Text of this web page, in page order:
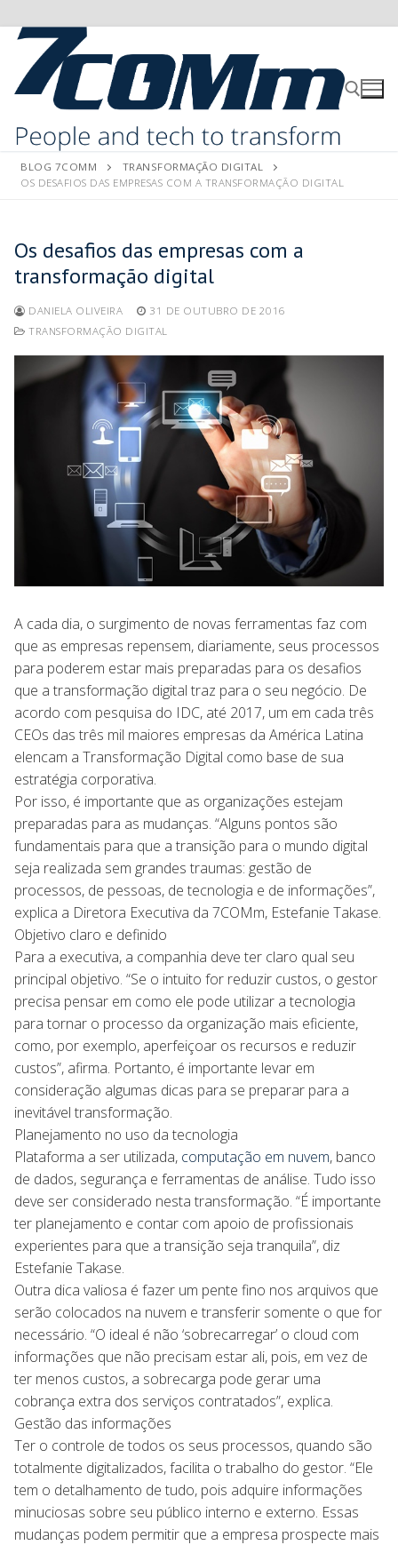
BLOG 7COMM
TRANSFORMAÇÃO DIGITAL
OS DESAFIOS DAS EMPRESAS COM A TRANSFORMAÇÃO DIGITAL
Os desafios das empresas com a
transformação digital
DANIELA OLIVEIRA
31 DE OUTUBRO DE 2016
TRANSFORMAÇÃO DIGITAL
A cada dia, o surgimento de novas ferramentas faz com
que as empresas repensem, diariamente, seus processos
para poderem estar mais preparadas para os desafios
que a transformação digital traz para o seu negócio. De
acordo com pesquisa do IDC, até 2017, um em cada três
CEOs das três mil maiores empresas da América Latina
elencam a Transformação Digital como base de sua
estratégia corporativa.
Por isso, é importante que as organizações estejam
preparadas para as mudanças. “Alguns pontos são
fundamentais para que a transição para o mundo digital
seja realizada sem grandes traumas: gestão de
processos, de pessoas, de tecnologia e de informações”,
explica a Diretora Executiva da 7COMm, Estefanie Takase.
Objetivo claro e definido
Para a executiva, a companhia deve ter claro qual seu
principal objetivo. “Se o intuito for reduzir custos, o gestor
precisa pensar em como ele pode utilizar a tecnologia
para tornar o processo da organização mais eficiente,
como, por exemplo, aperfeiçoar os recursos e reduzir
custos”, afirma. Portanto, é importante levar em
consideração algumas dicas para se preparar para a
inevitável transformação.
Planejamento no uso da tecnologia
Plataforma a ser utilizada, computação em nuvem, banco
de dados, segurança e ferramentas de análise. Tudo isso
deve ser considerado nesta transformação. “É importante
ter planejamento e contar com apoio de profissionais
experientes para que a transição seja tranquila”, diz
Estefanie Takase.
Outra dica valiosa é fazer um pente fino nos arquivos que
serão colocados na nuvem e transferir somente o que for
necessário. “O ideal é não ‘sobrecarregar’ o cloud com
informações que não precisam estar ali, pois, em vez de
ter menos custos, a sobrecarga pode gerar uma
cobrança extra dos serviços contratados”, explica.
Gestão das informações
Ter o controle de todos os seus processos, quando são
totalmente digitalizados, facilita o trabalho do gestor. “Ele
tem o detalhamento de tudo, pois adquire informações
minuciosas sobre seu público interno e externo. Essas
mudanças podem permitir que a empresa prospecte mais